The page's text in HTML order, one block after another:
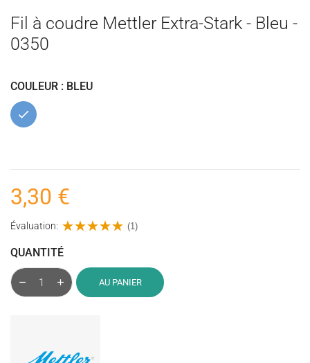
Fil à coudre Mettler Extra-Stark - Bleu -
0350
COULEUR : BLEU
Bleu
3,30 €
Évaluation: (1)
QUANTITÉ
AU PANIER